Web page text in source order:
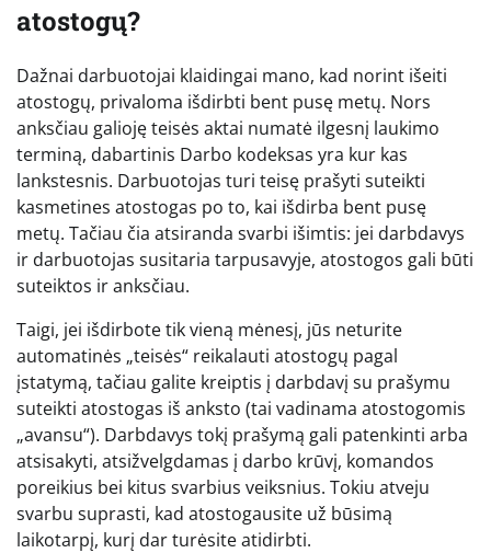
atostogų?
Dažnai darbuotojai klaidingai mano, kad norint išeiti
atostogų, privaloma išdirbti bent pusę metų. Nors
anksčiau galioję teisės aktai numatė ilgesnį laukimo
terminą, dabartinis Darbo kodeksas yra kur kas
lankstesnis. Darbuotojas turi teisę prašyti suteikti
kasmetines atostogas po to, kai išdirba bent pusę
metų. Tačiau čia atsiranda svarbi išimtis: jei darbdavys
ir darbuotojas susitaria tarpusavyje, atostogos gali būti
suteiktos ir anksčiau.
Taigi, jei išdirbote tik vieną mėnesį, jūs neturite
automatinės „teisės“ reikalauti atostogų pagal
įstatymą, tačiau galite kreiptis į darbdavį su prašymu
suteikti atostogas iš anksto (tai vadinama atostogomis
„avansu“). Darbdavys tokį prašymą gali patenkinti arba
atsisakyti, atsižvelgdamas į darbo krūvį, komandos
poreikius bei kitus svarbius veiksnius. Tokiu atveju
svarbu suprasti, kad atostogausite už būsimą
laikotarpį, kurį dar turėsite atidirbti.